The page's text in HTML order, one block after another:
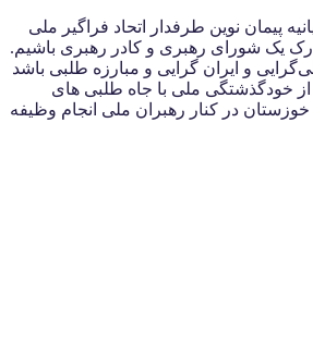
پیمان نوین طرفدار اتحاد فراگیر ملی
یک شورای رهبری و کادر رهبری باشیم.
و ایران گرایی و مبارزه طلبی باشد
از خودگذشتگی ملی با جاه طلبی های
در کنار رهبران ملی انجام وظیفه